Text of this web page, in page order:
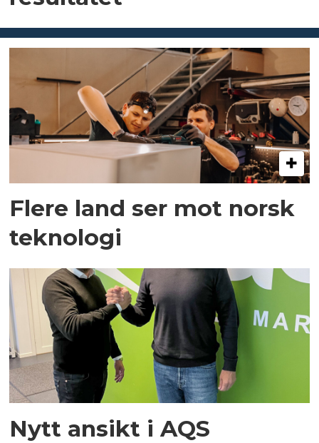
Flere land ser mot norsk
teknologi
Nytt ansikt i AQS